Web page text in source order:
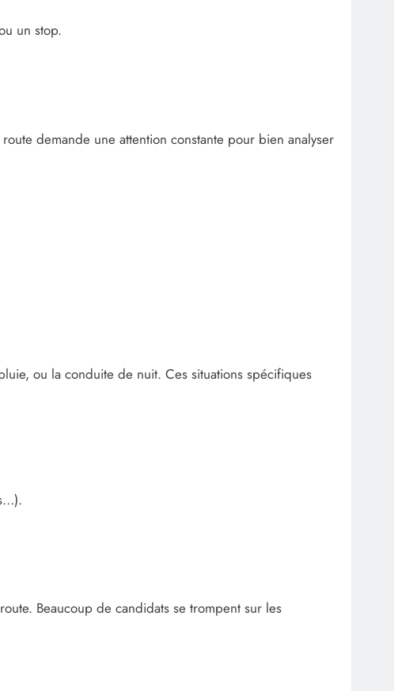
un stop.
demande une attention constante pour bien analyser
ou la conduite de nuit. Ces situations spécifiques
Beaucoup de candidats se trompent sur les